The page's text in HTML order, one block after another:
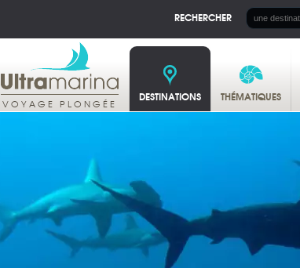
RECHERCHER
VOYAGE PLONGÉE DESTINATIONS THÉMATIQUES